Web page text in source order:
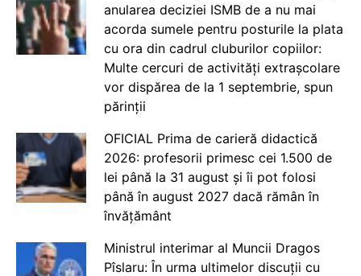
anularea deciziei ISMB de a nu mai
acorda sumele pentru posturile la plata
cu ora din cadrul cluburilor copiilor:
Multe cercuri de activități extrașcolare
vor dispărea de la 1 septembrie, spun
părinții
OFICIAL Prima de carieră didactică
2026: profesorii primesc cei 1.500 de
lei până la 31 august și îi pot folosi
până în august 2027 dacă rămân în
învățământ
Ministrul interimar al Muncii Dragos
Pîslaru: În urma ultimelor discuții cu